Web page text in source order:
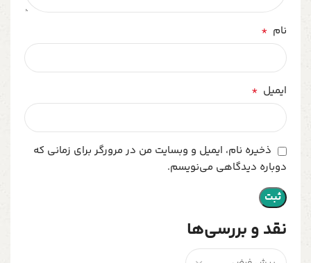
نقد و بررسی‌ها
نام *
ایمیل *
ذخیره نام، ایمیل و وبسایت من در مرورگر برای زمانی که
دوباره دیدگاهی می‌نویسم.